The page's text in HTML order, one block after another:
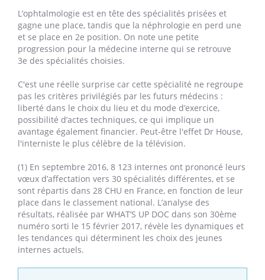
L’ophtalmologie est en tête des spécialités prisées et
gagne une place, tandis que la néphrologie en perd une
et se place en 2e position. On note une petite
progression pour la médecine interne qui se retrouve
3e des spécialités choisies.
C'est une réelle surprise car cette spécialité ne regroupe
pas les critères privilégiés par les futurs médecins :
liberté dans le choix du lieu et du mode d’exercice,
possibilité d’actes techniques, ce qui implique un
avantage également financier. Peut-être l'effet Dr House,
l'interniste le plus célèbre de la télévision.
(1) En septembre 2016, 8 123 internes ont prononcé leurs
vœux d’affectation vers 30 spécialités différentes, et se
sont répartis dans 28 CHU en France, en fonction de leur
place dans le classement national. L’analyse des
résultats, réalisée par WHAT’S UP DOC dans son 30ème
numéro sorti le 15 février 2017, révèle les dynamiques et
les tendances qui déterminent les choix des jeunes
internes actuels.